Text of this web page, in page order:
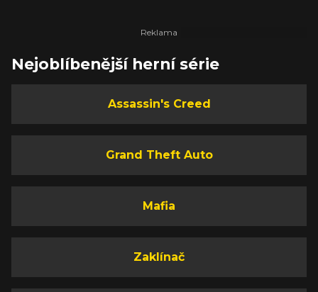
Nejoblíbenější herní série
Assassin's Creed
Grand Theft Auto
Mafia
Zaklínač